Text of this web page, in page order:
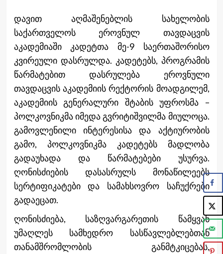
დავით აღმაშენებლის სახელობის
საქართველოს ეროვნულ თავდაცვის
აკადემიაში კადეტთა მე-9 საერთაშორისო
კვირეული დასრულდა. კადეტებს, პროგრამის
წარმატებით დასრულება ეროვნული
თავდაცვის აკადემიის რექტორის მოადგილემ,
აკადემიის გენერალური შტაბის უფროსმა –
პოლკოვნიკმა იმედა გვრიტიშვილმა მიულოცა.
გამოვლენილი ინტერესისა და აქტიურობის
გამო, პოლკოვნიკმა კადეტებს მადლობა
გადაუხადა და წარმატებები უსურვა.
ღონისძიების დასასრულს მონაწილეებს
სერტიფიკატები და სამახსოვრო საჩუქრები
გადაეცათ.
ღონისძიება, საზღვარგარეთის წამყვან
უმაღლეს სამხედრო სასწავლებლებთან
თანამშრომლობის განმტკიცებას,